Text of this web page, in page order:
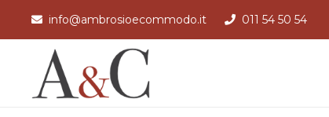
info@ambrosioecommodo.it 011 54 50 54